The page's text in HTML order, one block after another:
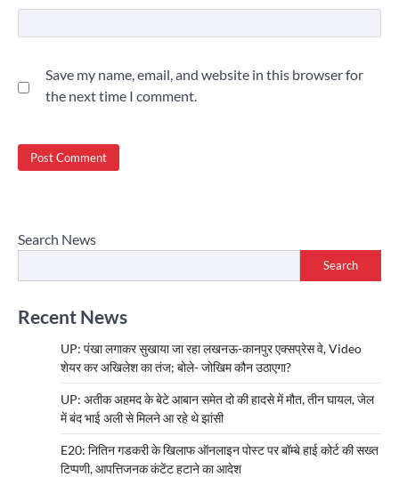
Save my name, email, and website in this browser for
the next time I comment.
Search News
Search
Recent News
UP: पंखा लगाकर सुखाया जा रहा लखनऊ-कानपुर एक्सप्रेस वे, Video
शेयर कर अखिलेश का तंज; बोले- जोखिम कौन उठाएगा?
UP: अतीक अहमद के बेटे आबान समेत दो की हादसे में मौत, तीन घायल, जेल
में बंद भाई अली से मिलने आ रहे थे झांसी
E20: नितिन गडकरी के खिलाफ ऑनलाइन पोस्ट पर बॉम्बे हाई कोर्ट की सख्त
टिप्पणी, आपत्तिजनक कंटेंट हटाने का आदेश